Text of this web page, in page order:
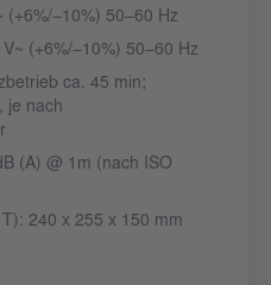
(+6%/−10%) 50‒60 Hz
(+6%/−10%) 50‒60 Hz
ca. 45 min;
je nach
(A) @ 1m (nach ISO
240 x 255 x 150 mm